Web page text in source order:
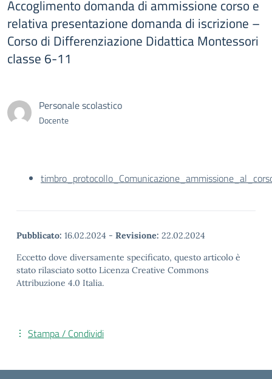
Accoglimento domanda di ammissione corso e
relativa presentazione domanda di iscrizione –
Corso di Differenziazione Didattica Montessori
classe 6-11
Personale scolastico
Docente
Pubblicato: 16.02.2024 - Revisione: 22.02.2024
Eccetto dove diversamente specificato, questo articolo è
stato rilasciato sotto Licenza Creative Commons
Attribuzione 4.0 Italia.
Stampa / Condividi